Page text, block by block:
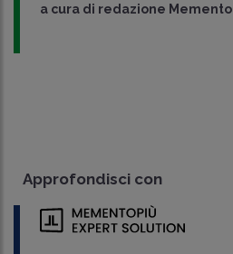
a cura di redazione Memento
Approfondisci con